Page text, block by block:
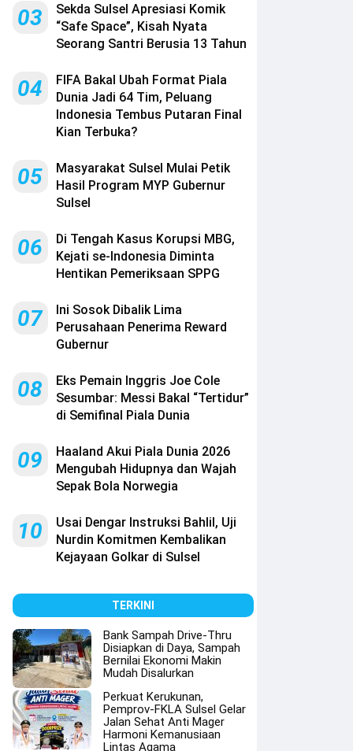
03
Sekda Sulsel Apresiasi Komik
“Safe Space”, Kisah Nyata
Seorang Santri Berusia 13 Tahun
04
FIFA Bakal Ubah Format Piala
Dunia Jadi 64 Tim, Peluang
Indonesia Tembus Putaran Final
Kian Terbuka?
05
Masyarakat Sulsel Mulai Petik
Hasil Program MYP Gubernur
Sulsel
06
Di Tengah Kasus Korupsi MBG,
Kejati se-Indonesia Diminta
Hentikan Pemeriksaan SPPG
07
Ini Sosok Dibalik Lima
Perusahaan Penerima Reward
Gubernur
08
Eks Pemain Inggris Joe Cole
Sesumbar: Messi Bakal “Tertidur”
di Semifinal Piala Dunia
09
Haaland Akui Piala Dunia 2026
Mengubah Hidupnya dan Wajah
Sepak Bola Norwegia
10
Usai Dengar Instruksi Bahlil, Uji
Nurdin Komitmen Kembalikan
Kejayaan Golkar di Sulsel
TERKINI
Bank Sampah Drive-Thru
Disiapkan di Daya, Sampah
Bernilai Ekonomi Makin
Mudah Disalurkan
Perkuat Kerukunan,
Pemprov-FKLA Sulsel Gelar
Jalan Sehat Anti Mager
Harmoni Kemanusiaan
Lintas Agama